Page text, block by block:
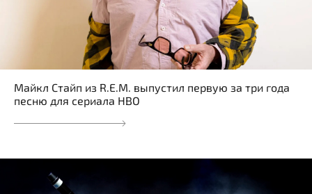
Майкл Стайп из R.E.M. выпустил первую за три года
песню для сериала HBO